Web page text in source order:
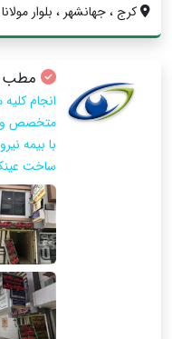
کرج ، جهانشهر ، بلوار
مطب
انجام
متخصص و
با بیمه
ساخت